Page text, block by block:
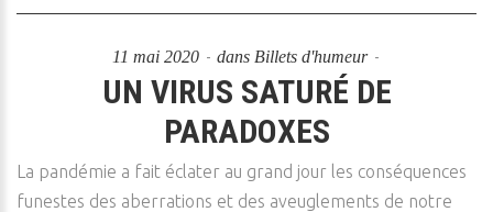
11 mai 2020 dans Billets d'humeur
UN VIRUS SATURÉ DE
PARADOXES
La pandémie a fait éclater au grand jour les conséquences
funestes des aberrations et des aveuglements de notre